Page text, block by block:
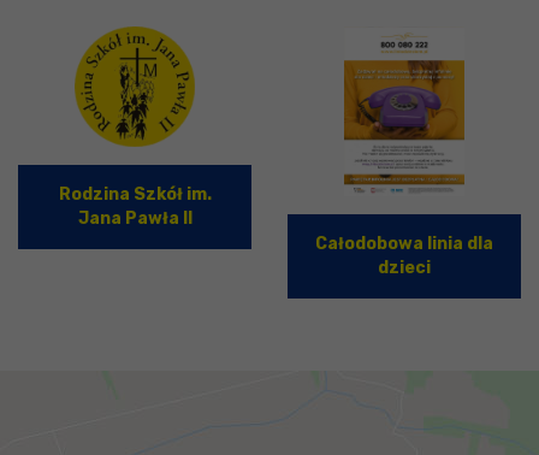
Rodzina Szkół im.
Jana Pawła II
Całodobowa linia dla
dzieci